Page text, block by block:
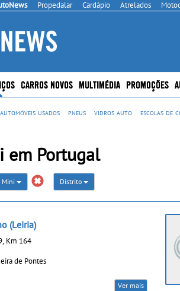
Propedalar Cardápio Atrelados
CARROS NOVOS MULTIMÉDIA PROMOÇÕES
automóveis usados pneus vidros auto escolas de
em Portugal
Mini Distrito
(Leiria)
Km 164
de Pontes
Ver mais